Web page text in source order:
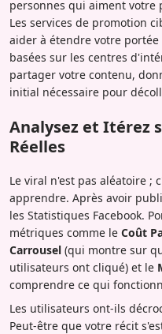
personnes qui aiment votre
Les services de promotion
aider à étendre votre
basées sur les centres
partager votre contenu,
initial nécessaire pour
Analysez et Itérez
Réelles
Le viral n'est pas aléatoire ;
apprendre. Après avoir
les Statistiques Facebook.
métriques comme le Coût
Carrousel (qui montre sur
utilisateurs ont cliqué) et le
comprendre ce qui
Les utilisateurs ont-ils
Peut-être que votre récit